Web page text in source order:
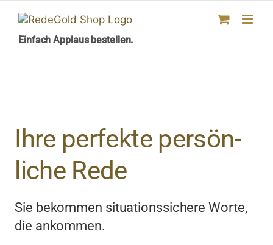
contentEinfach Applaus bestellen.
Ihre perfekte persön­
liche Rede
Sie bekommen situationssichere Worte,
die ankommen.